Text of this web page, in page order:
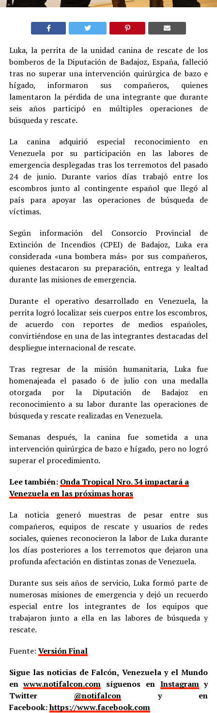
Luka, la perrita de la unidad canina de rescate de los
bomberos de la Diputación de Badajoz, España, falleció
tras no superar una intervención quirúrgica de bazo e
hígado, informaron sus compañeros, quienes
lamentaron la pérdida de una integrante que durante
seis años participó en múltiples operaciones de
búsqueda y rescate.
La canina adquirió especial reconocimiento en
Venezuela por su participación en las labores de
emergencia desplegadas tras los terremotos del pasado
24 de junio. Durante varios días trabajó entre los
escombros junto al contingente español que llegó al
país para apoyar las operaciones de búsqueda de
víctimas.
Según información del Consorcio Provincial de
Extinción de Incendios (CPEI) de Badajoz, Luka era
considerada «una bombera más» por sus compañeros,
quienes destacaron su preparación, entrega y lealtad
durante las misiones de emergencia.
Durante el operativo desarrollado en Venezuela, la
perrita logró localizar seis cuerpos entre los escombros,
de acuerdo con reportes de medios españoles,
convirtiéndose en una de las integrantes destacadas del
despliegue internacional de rescate.
Tras regresar de la misión humanitaria, Luka fue
homenajeada el pasado 6 de julio con una medalla
otorgada por la Diputación de Badajoz en
reconocimiento a su labor durante las operaciones de
búsqueda y rescate realizadas en Venezuela.
Semanas después, la canina fue sometida a una
intervención quirúrgica de bazo e hígado, pero no logró
superar el procedimiento.
Lee también: Onda Tropical Nro. 34 impactará a
Venezuela en las próximas horas
La noticia generó muestras de pesar entre sus
compañeros, equipos de rescate y usuarios de redes
sociales, quienes reconocieron la labor de Luka durante
los días posteriores a los terremotos que dejaron una
profunda afectación en distintas zonas de Venezuela.
Durante sus seis años de servicio, Luka formó parte de
numerosas misiones de emergencia y dejó un recuerdo
especial entre los integrantes de los equipos que
trabajaron junto a ella en las labores de búsqueda y
rescate.
Fuente: Versión Final
Sigue las noticias de Falcón, Venezuela y el Mundo
enwww.notifalcon.com síguenos en Instagramy
Twitter @notifalcony en
Facebook:https://www.facebook.com